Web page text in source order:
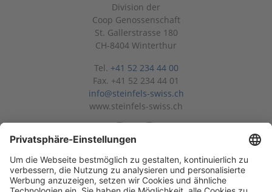
Division der
Coop Genossenschaft
St. Gallerstrasse 180
CH-8404 Winterthur
Tel. +41 52 234 44 00
Fax. +41 52 234 44 01
info@steinfels-swiss.ch
www.steinfels-swiss.ch